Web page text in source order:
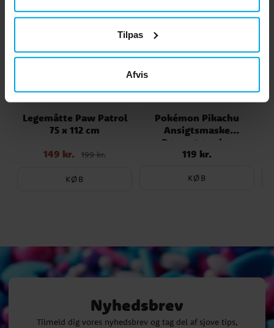
Tilpas
Afvis
Legemåtte Paw Patrol
75 x 112 cm
Nupris: 149 kr.Tidligere
149 kr. 199 kr.
KØB
Pokémon Pikachu
Ansigtsmaske
Børnestørrelse
Pris:119 kr.
119 kr.
KØB
Nyhedsbrev
Tilmeld dig vores nyhedsbrev og tag del af sjove tips,